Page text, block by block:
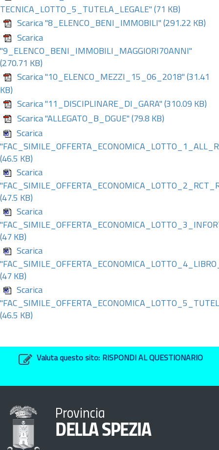
TECNICA_LOTTO_5_TUTELA_LEGALE" (71 KB)
Scarica "8_ELENCO_BENI_IMMOBILI" (291.22 KB)
Scarica
"9_ELENCO_BENI_IMMOBILI_MAGGIORI70ANNI"
(270.71 KB)
Scarica "10_ELENCO_MEZZI_15_06_2018" (31.41
KB)
Scarica "11_DISCIPLINARE_DI_GARA" (310.09 KB)
Scarica "ALLEGATO_B_DGUE" (79.8 KB)
Scarica
(46.5 KB)
Scarica
(47.5 KB)
Scarica
(47 KB)
Scarica
(47 KB)
Scarica
(46.5 KB)
Valuta questo sito: RISPONDI AL QUESTIONARIO
Provincia
DELLA SPEZIA